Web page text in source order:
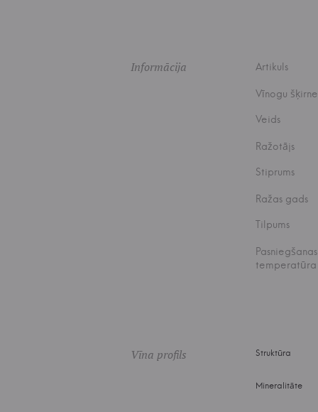
Informācija Artikuls
Vīnogu šķirne
Veids
Ražotājs
Stiprums
Ražas gads
Tilpums
Pasniegšanas
temperatūra
Vīna profils Struktūra
Mineralitāte